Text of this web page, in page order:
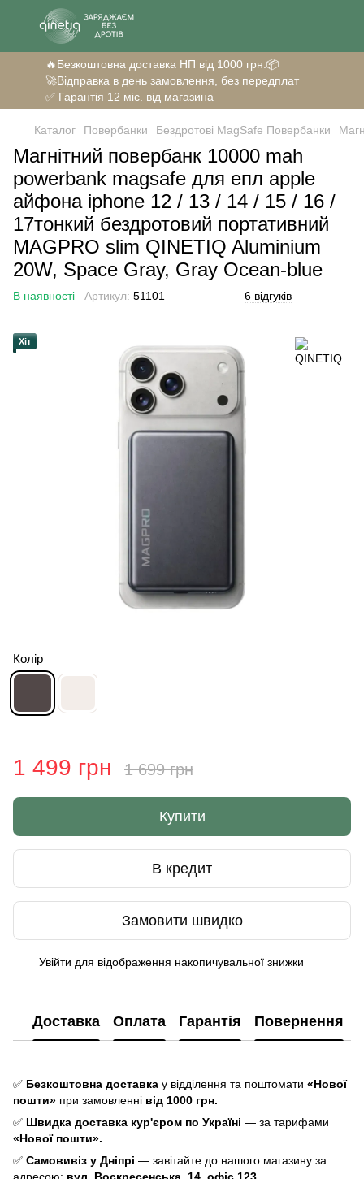
🔥Безкоштовна доставка НП від 1000 грн.📦
🚀Відправка в день замовлення, без передплат
✅ Гарантія 12 міс. від магазина
Каталог Повербанки Бездротові MagSafe Повербанки
Магнітний повербанк 10000 mah
powerbank magsafe для епл apple
айфона iphone 12 / 13 / 14 / 15 / 16 /
17тонкий бездротовий портативний
MAGPRO slim QINETIQ Aluminium
20W, Space Gray, Gray Ocean-blue
В наявності Артикул: 51101 6 відгуків
Хіт
Колір
1 499 грн 1 699 грн
Купити
В кредит
Замовити швидко
Увійти для відображення накопичувальної знижки
Доставка Оплата Гарантія Повернення
✅ Безкоштовна доставка у відділення та поштомати «Нової
пошти» при замовленні від 1000 грн.
✅ Швидка доставка кур'єром по Україні — за тарифами
«Нової пошти».
✅ Самовивіз у Дніпрі — завітайте до нашого магазину за